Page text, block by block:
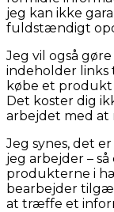
jeg kan ikke
fuldstændigt
Jeg vil også
indeholder links
købe et produkt
Det koster dig
arbejdet med at
Jeg synes, det
jeg arbejder –
produkterne i
bearbejder
at træffe et